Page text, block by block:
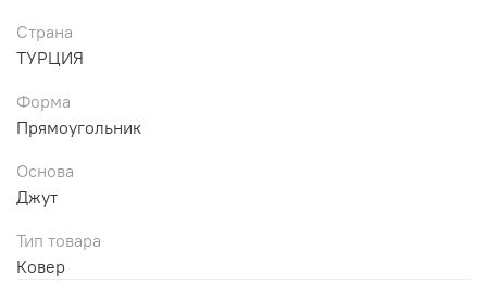
Страна
ТУРЦИЯ
Форма
Прямоугольник
Основа
Джут
Тип товара
Ковер